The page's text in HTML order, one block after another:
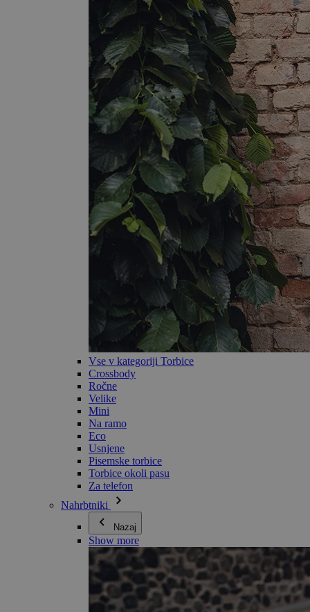
Vse v kategoriji Torbice
Crossbody
Ročne
Velike
Mini
Na ramo
Eco
Usnjene
Pisemske torbice
Torbice okoli pasu
Za telefon
Nahrbtniki
Nazaj
Show more